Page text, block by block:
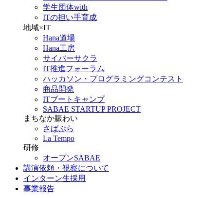
学生団体with
ITの担い手育成
地域×IT
Hana道場
Hana工房
サイバーサクラ
IT推進フォーラム
ハッカソン・プログラミングコンテスト
商品開発
ITブートキャンプ
SABAE STARTUP PROJECT
まちなか賑わい
さばぷら
La Tempo
研修
オープンSABAE
講演依頼・視察について
インターン生採用
事業報告